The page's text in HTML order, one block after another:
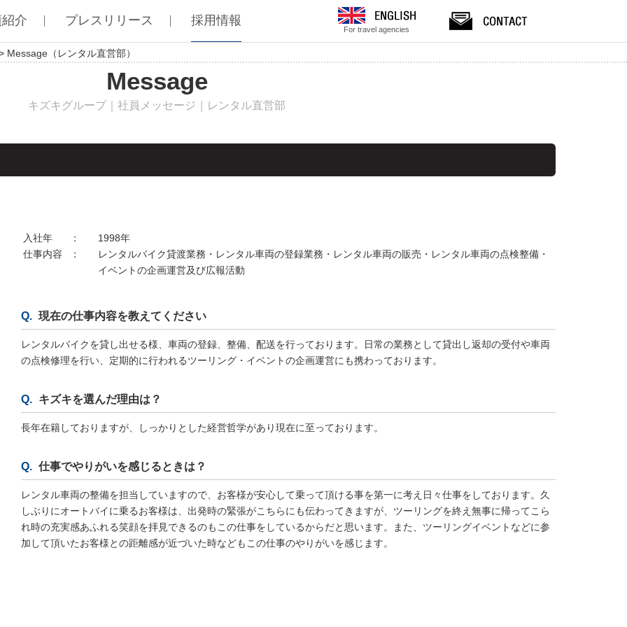
介 プレスリリース 採用情報
For travel agencies
Message（レンタル直営部）
Message
キズキグループ｜社員メッセージ｜レンタル直営部
入社年 ：
1998年
仕事内容
：
レンタルバイク貸渡業務・レンタル車両の登録業務・レンタル車両の販売・レンタル車両の点検整備・
イベントの企画運営及び広報活動
現在の仕事内容を教えてください
レンタルバイクを貸し出せる様、車両の登録、整備、配送を行っております。日常の業務として貸出し返却の受付や車両
の点検修理を行い、定期的に行われるツーリング・イベントの企画運営にも携わっております。
キズキを選んだ理由は？
長年在籍しておりますが、しっかりとした経営哲学があり現在に至っております。
仕事でやりがいを感じるときは？
レンタル車両の整備を担当していますので、お客様が安心して乗って頂ける事を第一に考え日々仕事をしております。久
しぶりにオートバイに乗るお客様は、出発時の緊張がこちらにも伝わってきますが、ツーリングを終え無事に帰ってこら
れ時の充実感あふれる笑顔を拝見できるのもこの仕事をしているからだと思います。また、ツーリングイベントなどに参
加して頂いたお客様との距離感が近づいた時などもこの仕事のやりがいを感じます。